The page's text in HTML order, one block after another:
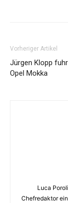
Vorheriger Artikel
Jürgen Klopp
Opel Mokka
Luca
Chefredaktor